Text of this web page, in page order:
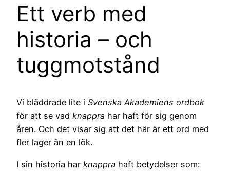
Ett verb med
historia – och
tuggmotstånd
Vi bläddrade lite i Svenska Akademiens ordbok
för att se vad knappra har haft för sig genom
åren. Och det visar sig att det här är ett ord med
fler lager än en lök.
I sin historia har knappra haft betydelser som: